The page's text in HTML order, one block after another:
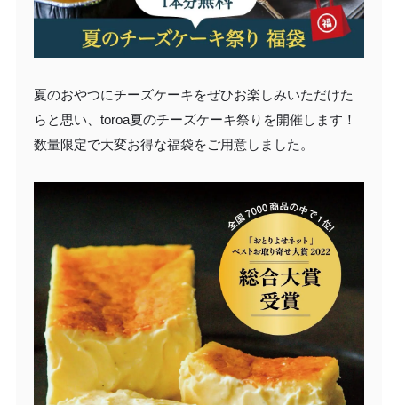
夏のおやつにチーズケーキをぜひお楽しみいただけた
らと思い、toroa夏のチーズケーキ祭りを開催します！
数量限定で大変お得な福袋をご用意しました。